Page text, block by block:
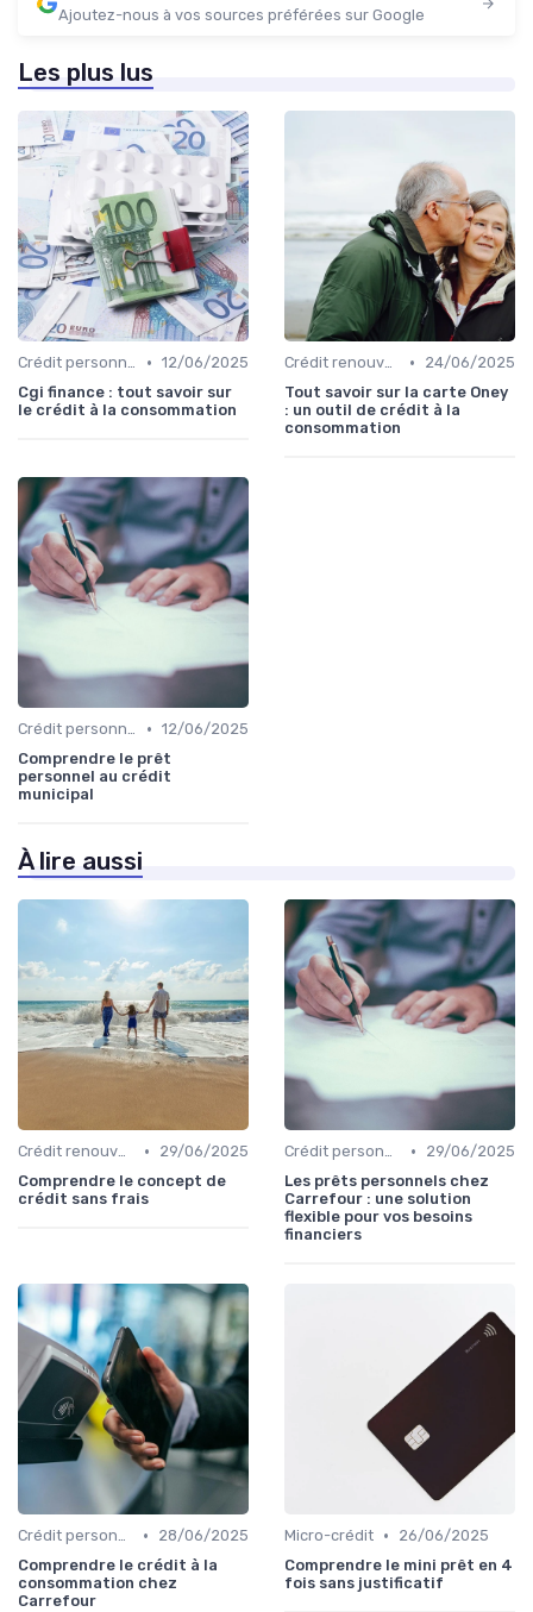
Ajoutez-nous à vos sources préférées sur Google
Les plus lus
Crédit personnel • 12/06/2025
Cgi finance : tout savoir sur
le crédit à la consommation
Crédit renouvelable •
24/06/2025
Tout savoir sur la carte Oney
: un outil de crédit à la
consommation
Crédit personnel • 12/06/2025
Comprendre le prêt
personnel au crédit
municipal
À lire aussi
Crédit renouvelable •
29/06/2025
Comprendre le concept de
crédit sans frais
Crédit personnel •
29/06/2025
Les prêts personnels chez
Carrefour : une solution
flexible pour vos besoins
financiers
Crédit personnel •
28/06/2025
Comprendre le crédit à la
consommation chez
Carrefour
Micro-crédit •
26/06/2025
Comprendre le mini prêt en 4
fois sans justificatif